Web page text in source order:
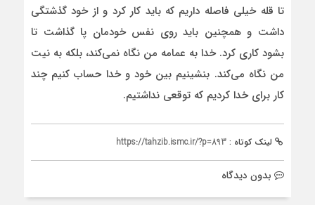
تا قله خیلی فاصله داریم که باید کار کرد و از خود گذشتگی
داشت و همچنین باید روی نفس خودمان پا گذاشت تا
بشود کاری کرد. خدا به عمامه من نگاه نمی‌کند، بلکه به نیت
من نگاه می‌کند. بنشینیم بین خود و خدا حساب کنیم چند
کار برای خدا کردیم که توقعی نداشتیم.
لینک کوتاه : https://tahzib.ismc.ir/?p=893
بدون دیدگاه